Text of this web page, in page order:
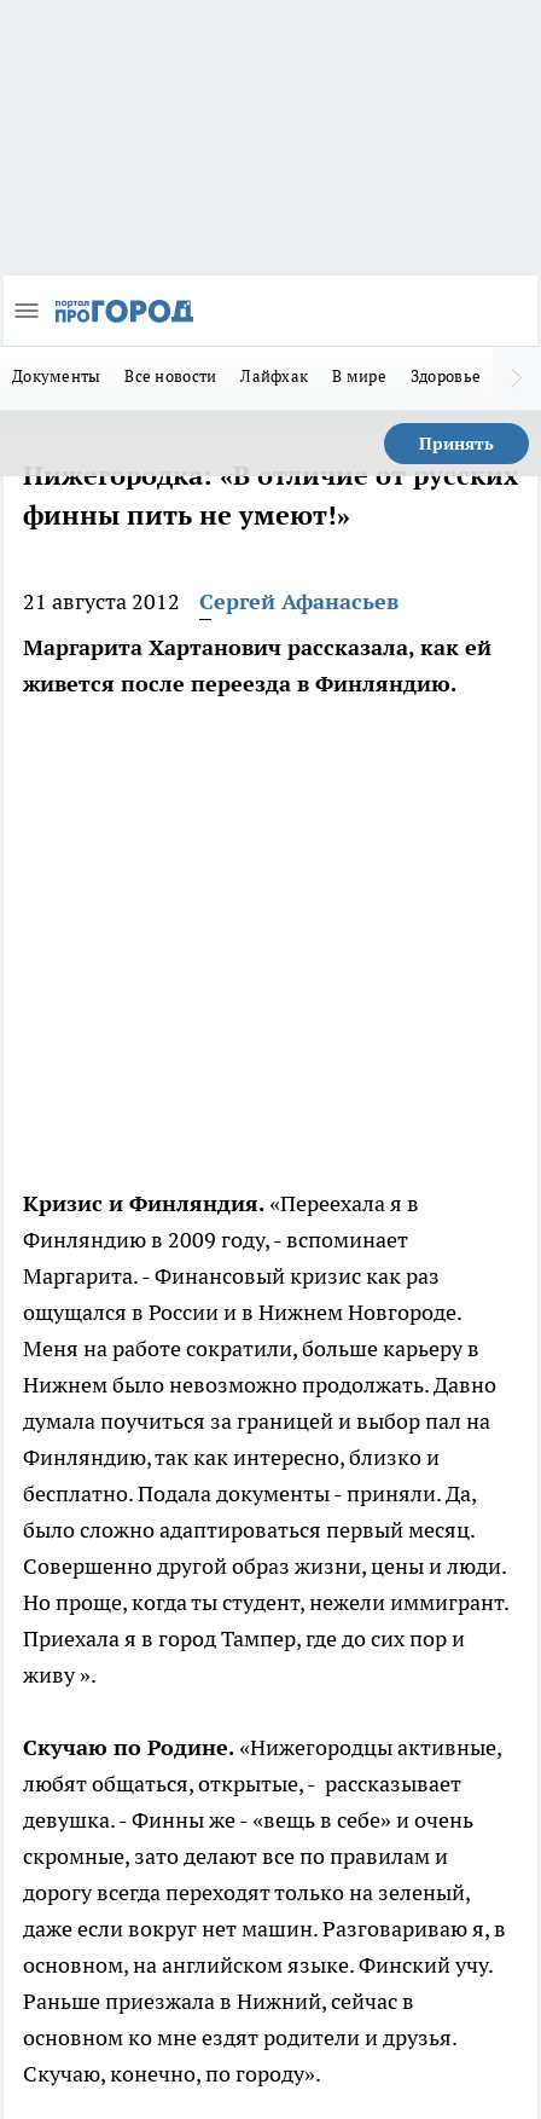
Документы Все новости Лайфхак В мире Здоровье
Принять
Нижегородка: «В отличие от русских
финны пить не умеют!»
21 августа 2012
Сергей Афанасьев
Маргарита Хартанович рассказала, как ей
живется после переезда в Финляндию.
Кризис и Финляндия. «Переехала я в
Финляндию в 2009 году, - вспоминает
Маргарита. - Финансовый кризис как раз
ощущался в России и в Нижнем Новгороде.
Меня на работе сократили, больше карьеру в
Нижнем было невозможно продолжать. Давно
думала поучиться за границей и выбор пал на
Финляндию, так как интересно, близко и
бесплатно. Подала документы - приняли. Да,
было сложно адаптироваться первый месяц.
Совершенно другой образ жизни, цены и люди.
Но проще, когда ты студент, нежели иммигрант.
Приехала я в город Тампер, где до сих пор и
живу ».
Скучаю по Родине. «Нижегородцы активные,
любят общаться, открытые, - рассказывает
девушка. - Финны же - «вещь в себе» и очень
скромные, зато делают все по правилам и
дорогу всегда переходят только на зеленый,
даже если вокруг нет машин. Разговариваю я, в
основном, на английском языке. Финский учу.
Раньше приезжала в Нижний, сейчас в
основном ко мне ездят родители и друзья.
Скучаю, конечно, по городу».